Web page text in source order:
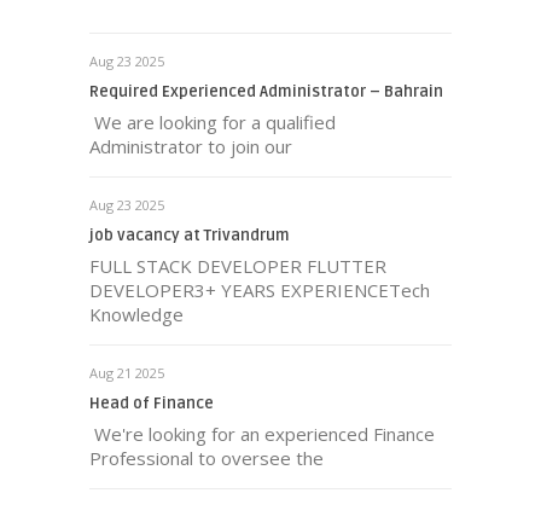
Aug 23 2025
Required Experienced Administrator – Bahrain
We are looking for a qualified
Administrator to join our
Aug 23 2025
job vacancy at Trivandrum
FULL STACK DEVELOPER FLUTTER
DEVELOPER3+ YEARS EXPERIENCETech
Knowledge
Aug 21 2025
Head of Finance
We're looking for an experienced Finance
Professional to oversee the